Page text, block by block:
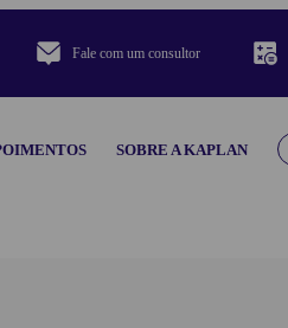
Fale com um consultor
SOBRE A KAPLAN